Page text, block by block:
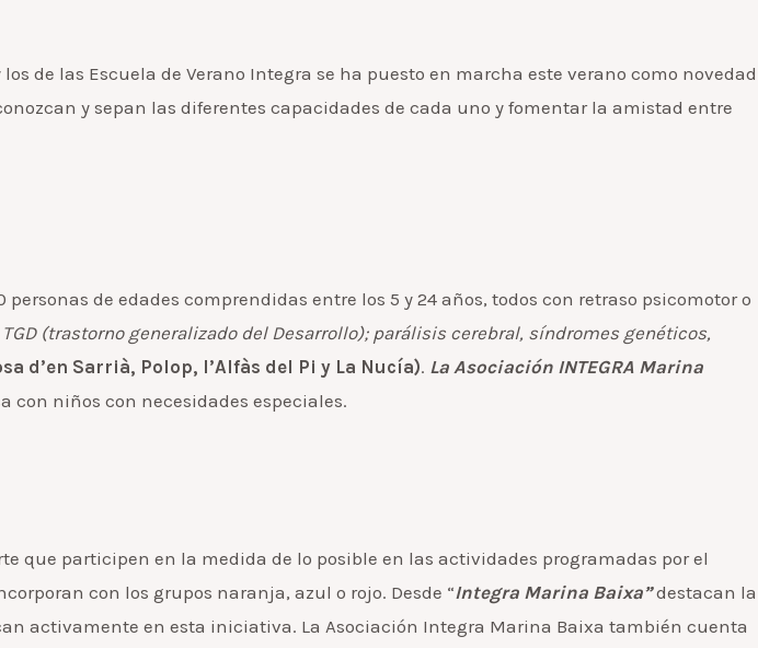
de las Escuela de Verano Integra se ha puesto en marcha este verano como novedad
y sepan las diferentes capacidades de cada uno y fomentar la amistad entre
de edades comprendidas entre los 5 y 24 años, todos con retraso psicomotor o
(trastorno generalizado del Desarrollo); parálisis cerebral, síndromes genéticos,
d’en Sarrià, Polop, l’Alfàs del Pi y La Nucía). La Asociación INTEGRA Marina
con niños con necesidades especiales.
que participen en la medida de lo posible en las actividades programadas por el
con los grupos naranja, azul o rojo. Desde “Integra Marina Baixa”destacan la
activamente en esta iniciativa. La Asociación Integra Marina Baixa también cuenta